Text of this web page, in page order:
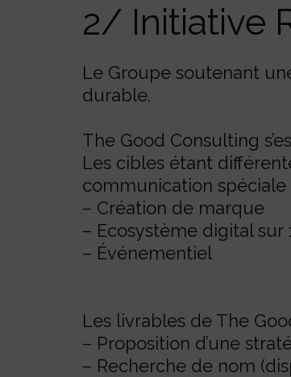
2/ Initiative
Le Groupe soutenant
durable.
The Good Consulting
Les cibles étant
communication spéciale
– Création de marque
– Ecosystème digital sur
– Événementiel
Les livrables de The
– Proposition d’une
– Recherche de nom